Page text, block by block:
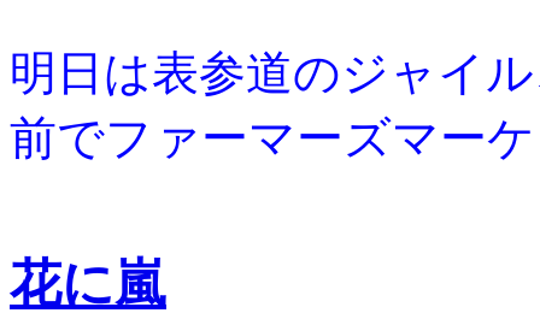
明日は表参道のジャイ
前でファーマーズマー
花に嵐